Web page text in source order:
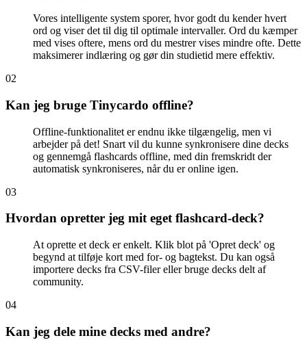
Vores intelligente system sporer, hvor godt du kender hvert
ord og viser det til dig til optimale intervaller. Ord du kæmper
med vises oftere, mens ord du mestrer vises mindre ofte. Dette
maksimerer indlæring og gør din studietid mere effektiv.
02
Kan jeg bruge Tinycardo offline?
Offline-funktionalitet er endnu ikke tilgængelig, men vi
arbejder på det! Snart vil du kunne synkronisere dine decks
og gennemgå flashcards offline, med din fremskridt der
automatisk synkroniseres, når du er online igen.
03
Hvordan opretter jeg mit eget flashcard-deck?
At oprette et deck er enkelt. Klik blot på 'Opret deck' og
begynd at tilføje kort med for- og bagtekst. Du kan også
importere decks fra CSV-filer eller bruge decks delt af
community.
04
Kan jeg dele mine decks med andre?